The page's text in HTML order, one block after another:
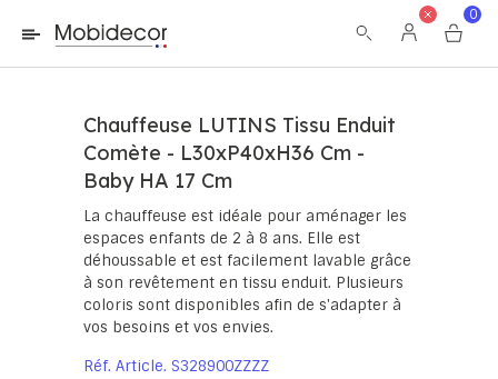
La boutique ne fonctionnera pas correctement dans le cas où
les cookies sont désactivés.
0
Chauffeuse LUTINS Tissu Enduit
Comète - L30xP40xH36 Cm -
Baby HA 17 Cm
La chauffeuse est idéale pour aménager les
espaces enfants de 2 à 8 ans. Elle est
déhoussable et est facilement lavable grâce
à son revêtement en tissu enduit. Plusieurs
coloris sont disponibles afin de s'adapter à
vos besoins et vos envies.
Réf. Article S328900ZZZZ